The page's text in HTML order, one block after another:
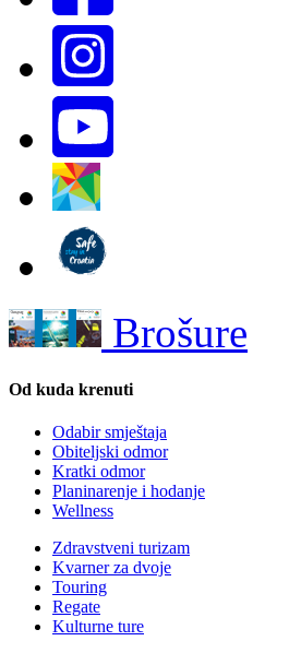
Brošure
Od kuda krenuti
Odabir smještaja
Obiteljski odmor
Kratki odmor
Planinarenje i hodanje
Wellness
Zdravstveni turizam
Kvarner za dvoje
Touring
Regate
Kulturne ture